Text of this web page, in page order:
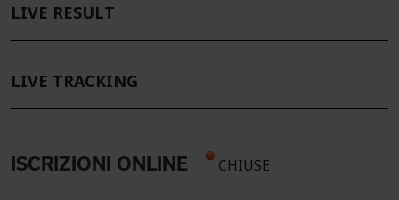
LIVE RESULT
LIVE TRACKING
ISCRIZIONI ONLINE CHIUSE